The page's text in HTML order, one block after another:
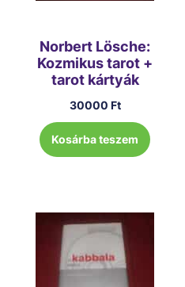
Norbert Lösche:
Kozmikus tarot +
tarot kártyák
30000 Ft
Kosárba teszem